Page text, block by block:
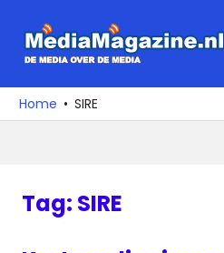
naar
media
over
Home SIRE
Tag: SIRE